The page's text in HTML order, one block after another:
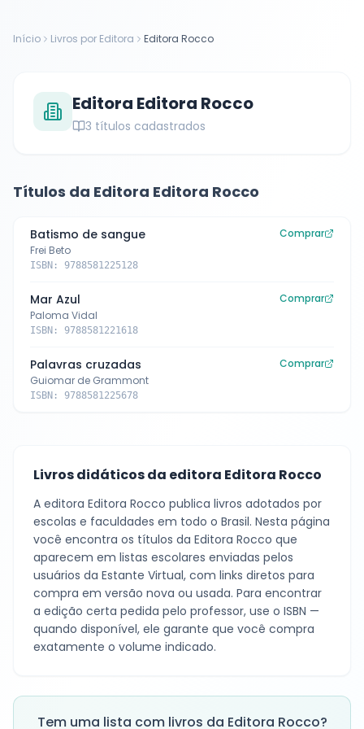
Início Livros por Editora Editora Rocco
Editora Editora Rocco
3 títulos cadastrados
Títulos da Editora Editora Rocco
Batismo de sangue
Frei Beto
ISBN: 9788581225128
Comprar
Mar Azul
Paloma Vidal
ISBN: 9788581221618
Comprar
Palavras cruzadas
Guiomar de Grammont
ISBN: 9788581225678
Comprar
Livros didáticos da editora Editora Rocco
A editora Editora Rocco publica livros adotados por
escolas e faculdades em todo o Brasil. Nesta página
você encontra os títulos da Editora Rocco que
aparecem em listas escolares enviadas pelos
usuários da Estante Virtual, com links diretos para
compra em versão nova ou usada. Para encontrar
a edição certa pedida pelo professor, use o ISBN —
quando disponível, ele garante que você compra
exatamente o volume indicado.
Tem uma lista com livros da Editora Rocco?